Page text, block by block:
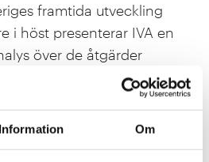
Information Om
framtida utveckling
i höst presenterar IVA en
över de åtgärder
att inte tappa mark inom
för Sverige i framtiden.